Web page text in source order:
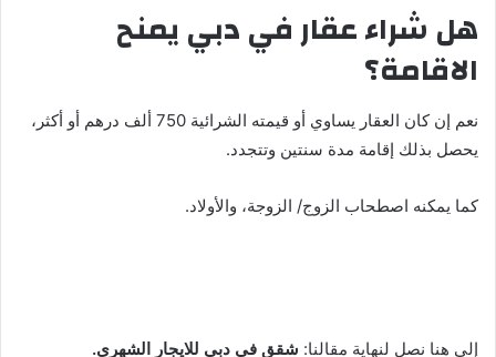
هل شراء عقار في دبي يمنح
الاقامة؟
نعم إن كان العقار يساوي أو قيمته الشرائية 750 ألف درهم أو أكثر،
يحصل بذلك إقامة مدة سنتين وتتجدد.
كما يمكنه اصطحاب الزوج/ الزوجة، والأولاد.
إلى هنا نصل لنهاية مقالنا: شقق في دبي للايجار الشهري.